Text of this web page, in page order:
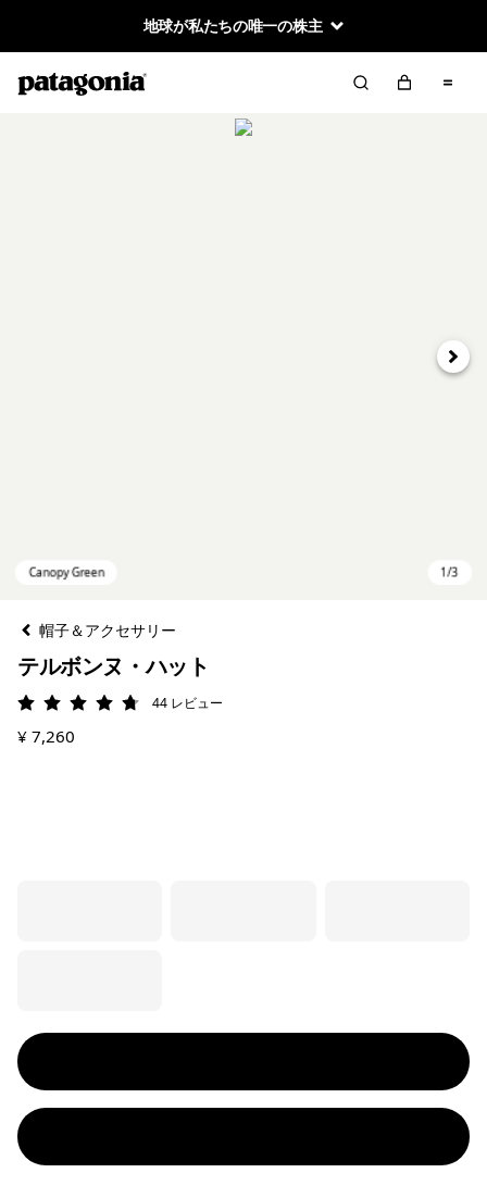
地球が私たちの唯一の株主
次へ
帽子＆アクセサリー
テルボンヌ・ハット
評価: 4.8 / 5
44 レビュー
¥ 7,260